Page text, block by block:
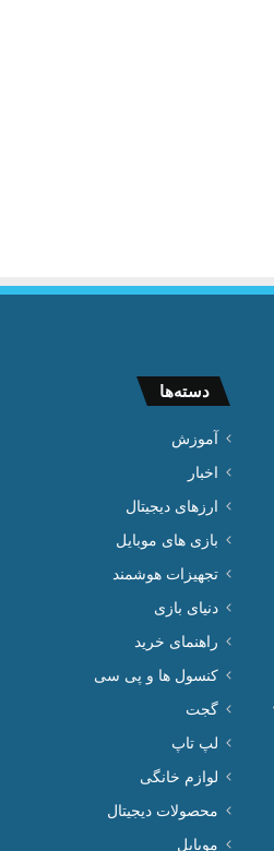
دسته‌ها
آموزش
اخبار
ارزهای دیجیتال
بازی های موبایل
تجهیزات هوشمند
دنیای بازی
راهنمای خرید
کنسول ها و پی سی
گجت
لپ تاپ
لوازم خانگی
محصولات دیجیتال
موبایل